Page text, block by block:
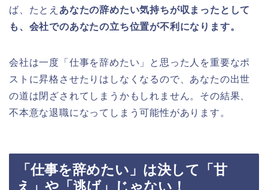
ば、たとえ あなたの辞めたい気持ちが収まったとして
も、会社でのあなたの立ち位置が不利になります。
会社は一度「仕事を辞めたい」と思った人を重要なポ
ストに昇格させたりはしなくなるので、あなたの出世
の道は閉ざされてしまうかもしれません。その結果、
不本意な退職になってしまう可能性があります。
「仕事を辞めたい」は決して「甘
え」や「逃げ」じゃない！